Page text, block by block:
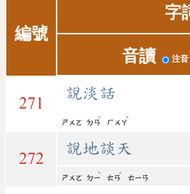
編號
字
音讀 注音
271
說淡話
ㄕㄨㄛ ㄉㄢ
ˋ
ㄏㄨㄚ
ˋ
272
說地談天
ㄕㄨㄛ ㄉㄧ
ˋ
ㄊㄢ
ˊ
ㄊㄧㄢ